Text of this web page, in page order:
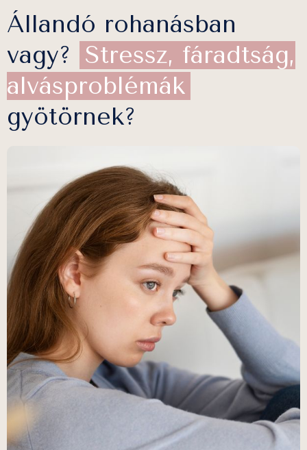
Állandó rohanásban
vagy?
Stressz, fáradtság,
alvásproblémák
gyötörnek?